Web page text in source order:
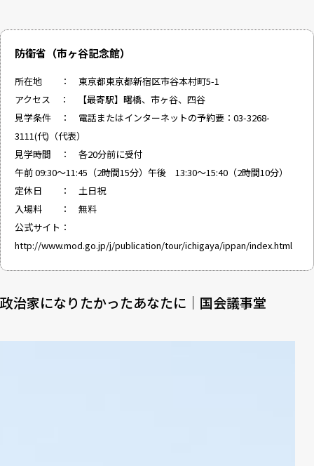
防衛省（市ヶ谷記念館）
所在地 ： 東京都東京都新宿区市谷本村町5-1
アクセス ： 【最寄駅】曙橋、市ヶ谷、四谷
見学条件 ： 電話またはインターネットの予約要：03-3268-
3111(代)（代表）
見学時間 ： 各20分前に受付
午前 09:30～11:45（2時間15分）午後 13:30～15:40（2時間10分）
定休日 ： 土日祝
入場料 ： 無料
公式サイト：
http://www.mod.go.jp/j/publication/tour/ichigaya/ippan/index.html
政治家になりたかったあなたに｜国会議事堂